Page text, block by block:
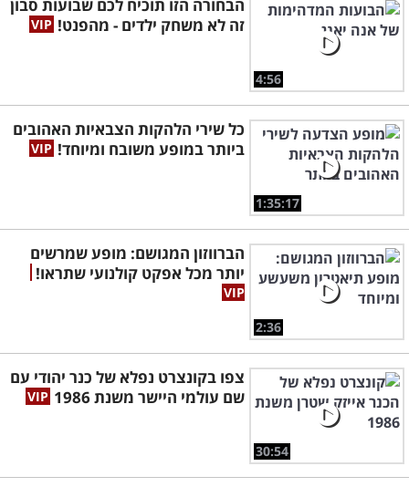
4:56
הבחורה הזו תוכיח לכם שבועות סבון
זה לא משחק ילדים - מהפנט!
1:35:17
כל שירי הלהקות הצבאיות האהובים
ביותר במופע משובח ומיוחד!
2:36
הברווזון המגושם: מופע שמרשים
יותר מכל אפקט קולנועי שתראו!
30:54
צפו בקונצרט נפלא של כנר יהודי עם
שם עולמי היישר משנת 1986